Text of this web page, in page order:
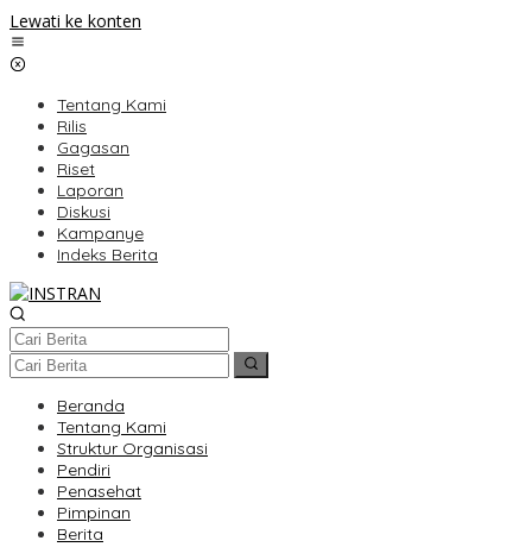
Lewati ke konten
Tentang Kami
Rilis
Gagasan
Riset
Laporan
Diskusi
Kampanye
Indeks Berita
Beranda
Tentang Kami
Struktur Organisasi
Pendiri
Penasehat
Pimpinan
Berita